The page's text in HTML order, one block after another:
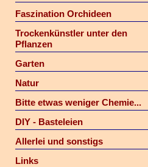
Faszination Orchideen
Trockenkünstler unter den
Pflanzen
Garten
Natur
Bitte etwas weniger Chemie...
DIY - Basteleien
Allerlei und sonstigs
Links